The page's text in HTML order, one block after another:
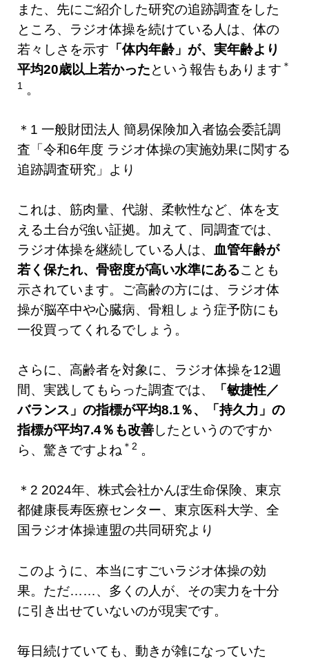
また、先にご紹介した研究の追跡調査をした
ところ、ラジオ体操を続けている人は、体の
若々しさを示す 「体内年齢」が、実年齢より
平均20歳以上若かったという報告もあります ＊
1
。
＊1 一般財団法人 簡易保険加入者協会委託調
査「令和6年度 ラジオ体操の実施効果に関する
追跡調査研究」より
これは、筋肉量、代謝、柔軟性など、体を支
える土台が強い証拠。加えて、同調査では、
ラジオ体操を継続している人は、 血管年齢が
若く保たれ、骨密度が高い水準にあることも
示されています。ご高齢の方には、ラジオ体
操が脳卒中や心臓病、骨粗しょう症予防にも
一役買ってくれるでしょう。
さらに、高齢者を対象に、ラジオ体操を12週
間、実践してもらった調査では、
「敏捷性／
バランス」の指標が平均8.1％、「持久力」の
指標が平均7.4％も改善したというのですか
ら、驚きですよね ＊2 。
＊2 2024年、株式会社かんぽ生命保険、東京
都健康長寿医療センター、東京医科大学、全
国ラジオ体操連盟の共同研究より
このように、本当にすごいラジオ体操の効
果。ただ……、多くの人が、その実力を十分
に引き出せていないのが現実です。
毎日続けていても、動きが雑になっていた